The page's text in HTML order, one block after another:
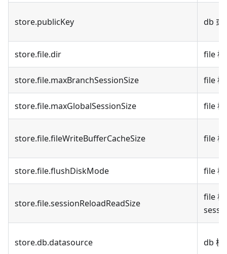
store.publicKey db 或
store.file.dir file 模
store.file.maxBranchSessionSize file 模
store.file.maxGlobalSessionSize file 模
store.file.fileWriteBufferCacheSize file
store.file.flushDiskMode file 模
store.file.sessionReloadReadSize
file 模
store.db.datasource db 模